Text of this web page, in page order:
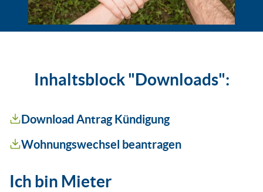
Inhaltsblock "Downloads":
Download Antrag Kündigung
Wohnungswechsel beantragen
Ich bin Mieter